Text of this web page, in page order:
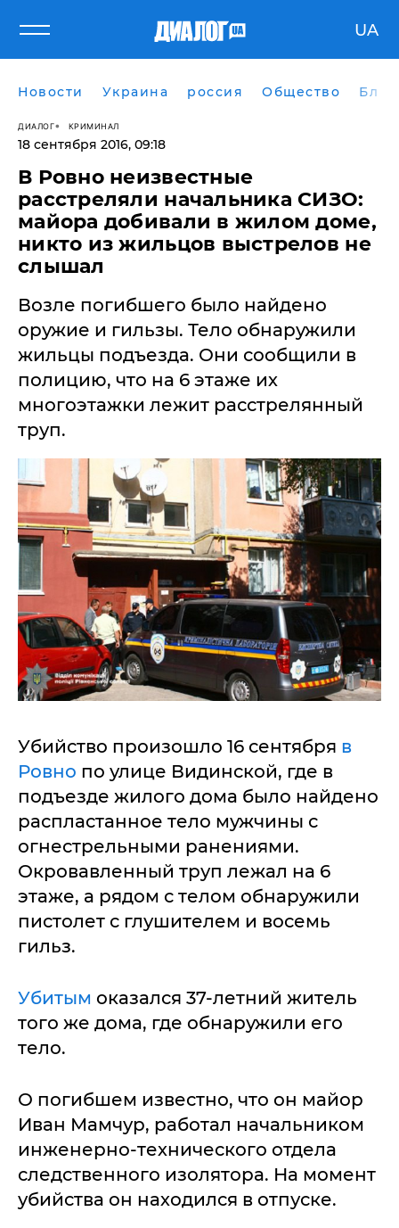
UA
Новости Украина россия Общество
ДИАЛОГ КРИМИНАЛ
18 сентября 2016, 09:18
В Ровно неизвестные
расстреляли начальника СИЗО:
майора добивали в жилом доме,
никто из жильцов выстрелов не
слышал
Возле погибшего было найдено
оружие и гильзы. Тело обнаружили
жильцы подъезда. Они сообщили в
полицию, что на 6 этаже их
многоэтажки лежит расстрелянный
труп.
Убийство произошло 16 сентября в
Ровно по улице Видинской, где в
подъезде жилого дома было найдено
распластанное тело мужчины с
огнестрельными ранениями.
Окровавленный труп лежал на 6
этаже, а рядом с телом обнаружили
пистолет с глушителем и восемь
гильз.
Убитым оказался 37-летний житель
того же дома, где обнаружили его
тело.
О погибшем известно, что он майор
Иван Мамчур, работал начальником
инженерно-технического отдела
следственного изолятора. На момент
убийства он находился в отпуске.